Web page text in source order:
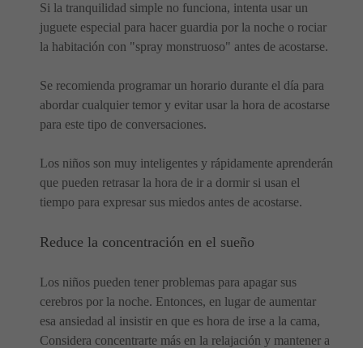
Si la tranquilidad simple no funciona, intenta usar un
juguete especial para hacer guardia por la noche o rociar
la habitación con "spray monstruoso" antes de acostarse.
Se recomienda programar un horario durante el día para
abordar cualquier temor y evitar usar la hora de acostarse
para este tipo de conversaciones.
Los niños son muy inteligentes y rápidamente aprenderán
que pueden retrasar la hora de ir a dormir si usan el
tiempo para expresar sus miedos antes de acostarse.
Reduce la concentración en el sueño
Los niños pueden tener problemas para apagar sus
cerebros por la noche. Entonces, en lugar de aumentar
esa ansiedad al insistir en que es hora de irse a la cama,
Considera concentrarte más en la relajación y mantener a